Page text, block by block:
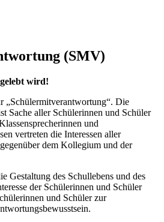
(SMV)
wird!
„Schülermitverantwortung“. Die
Sache aller Schülerinnen und Schüler
und
vertreten die Interessen aller
dem Kollegium und der
Gestaltung des Schullebens und des
der Schülerinnen und Schüler
und Schüler zur